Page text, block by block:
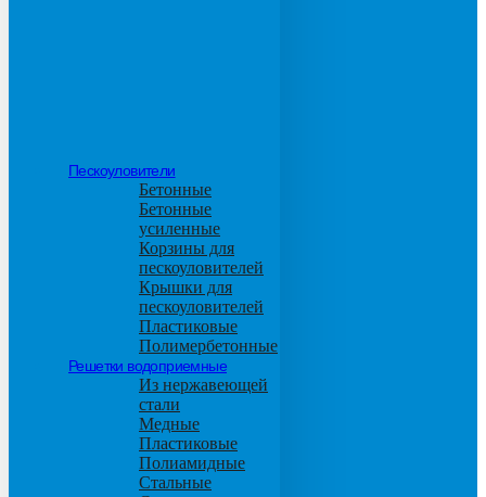
Пескоуловители
Бетонные
Бетонные
усиленные
Корзины для
пескоуловителей
Крышки для
пескоуловителей
Пластиковые
Полимербетонные
Решетки водоприемные
Из нержавеющей
стали
Медные
Пластиковые
Полиамидные
Стальные